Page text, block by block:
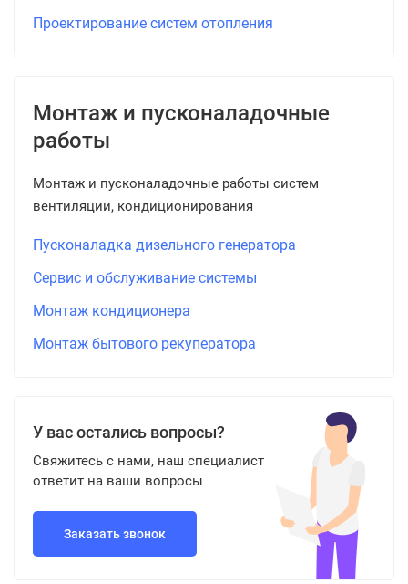
Проектирование систем отопления
Монтаж и пусконаладочные
работы
Монтаж и пусконаладочные работы систем
вентиляции, кондиционирования
Пусконаладка дизельного генератора
Сервис и обслуживание системы
Монтаж кондиционера
Монтаж бытового рекуператора
У вас остались вопросы?
Свяжитесь с нами, наш специалист
ответит на ваши вопросы
Заказать звонок